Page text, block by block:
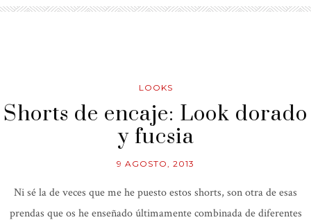
LOOKS
Shorts de encaje: Look dorado
y fucsia
9 AGOSTO, 2013
Ni sé la de veces que me he puesto estos shorts, son otra de esas
prendas que os he enseñado últimamente combinada de diferentes